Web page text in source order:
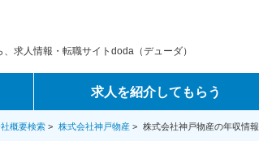
、求人情報・転職サイトdoda（デューダ）
求人を紹介してもらう
概要検索 > 株式会社神戸物産 > 株式会社神戸物産の年収情報